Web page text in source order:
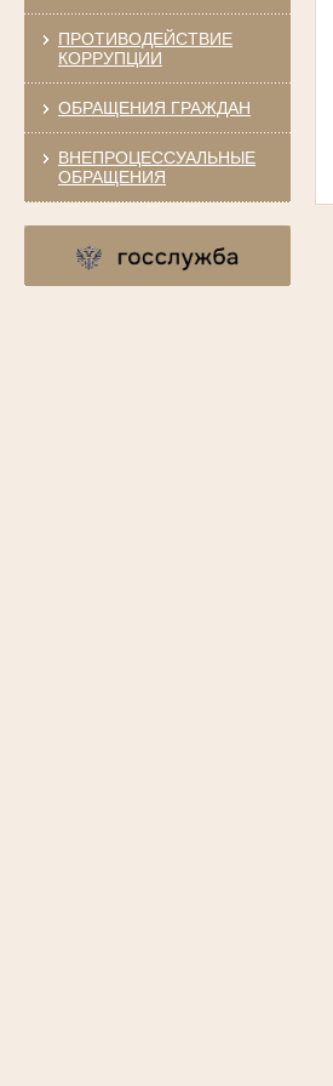
ПРОТИВОДЕЙСТВИЕ
КОРРУПЦИИ
ОБРАЩЕНИЯ ГРАЖДАН
ВНЕПРОЦЕССУАЛЬНЫЕ
ОБРАЩЕНИЯ